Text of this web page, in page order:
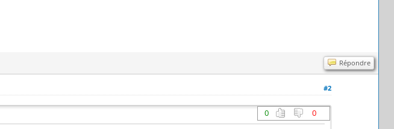
Répondre
#2
0 0